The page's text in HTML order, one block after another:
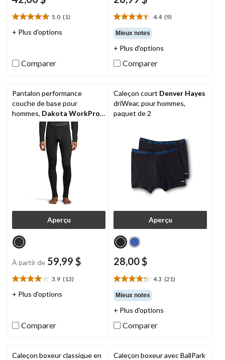
5.0 (1)
5.0
étoile(s)
1
évaluation
+ Plus d'options
Comparer
4.4 (9)
4.4
étoile(s)
sur
5.
9
évaluations
Mieux notes
+ Plus d'options
Comparer
Pantalon performance
couche de base pour
hommes, Dakota WorkPro
Aperçu
À partir de 59,99 $
3.9 (13)
3.9
étoile(s)
13
évaluations
+ Plus d'options
Comparer
Caleçon court Denver Hayes
driWear, pour hommes,
paquet de 2
Aperçu
28,00 $
4.3 (21)
4.3
étoile(s)
sur
5.
21
évaluations
Mieux notes
+ Plus d'options
Comparer
Caleçon boxeur classique en
Caleçon boxeur avec BallPark